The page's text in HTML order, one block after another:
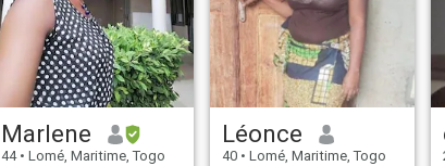
Marlene
44 • Lomé, Maritime, Togo
Léonce
40 • Lomé, Maritime, Togo